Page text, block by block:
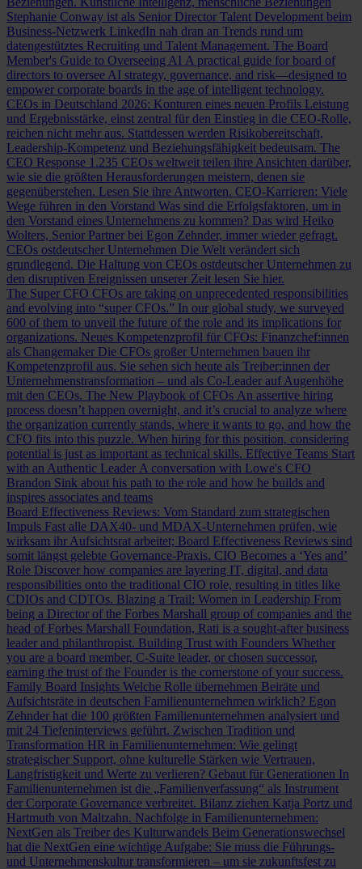
Stephanie Conway ist als Senior Director Talent Development beim
Business-Netzwerk LinkedIn nah dran an Trends rund um
datengestütztes Recruiting und Talent Management. The Board
Member's Guide to Overseeing AI A practical guide for board of
directors to oversee AI strategy, governance, and risk—designed to
empower corporate boards in the age of intelligent technology.
CEOs in Deutschland 2026: Konturen eines neuen Profils Leistung
und Ergebnisstärke, einst zentral für den Einstieg in die CEO-Rolle,
reichen nicht mehr aus. Stattdessen werden Risikobereitschaft,
Leadership-Kompetenz und Beziehungsfähigkeit bedeutsam. The
CEO Response 1.235 CEOs weltweit teilen ihre Ansichten darüber,
wie sie die größten Herausforderungen meistern, denen sie
gegenüberstehen. Lesen Sie ihre Antworten. CEO-Karrieren: Viele
Wege führen in den Vorstand Was sind die Erfolgsfaktoren, um in
den Vorstand eines Unternehmens zu kommen? Das wird Heiko
Wolters, Senior Partner bei Egon Zehnder, immer wieder gefragt.
CEOs ostdeutscher Unternehmen Die Welt verändert sich
grundlegend. Die Haltung von CEOs ostdeutscher Unternehmen zu
den disruptiven Ereignissen unserer Zeit lesen Sie hier.
The Super CFO CFOs are taking on unprecedented responsibilities
and evolving into “super CFOs.” In our global study, we surveyed
600 of them to unveil the future of the role and its implications for
organizations. Neues Kompetenzprofil für CFOs: Finanzchef:innen
als Changemaker Die CFOs großer Unternehmen bauen ihr
Kompetenzprofil aus. Sie sehen sich heute als Treiber:innen der
Unternehmenstransformation – und als Co-Leader auf Augenhöhe
mit den CEOs. The New Playbook of CFOs An assertive hiring
process doesn’t happen overnight, and it’s crucial to analyze where
the organization currently stands, where it wants to go, and how the
CFO fits into this puzzle. When hiring for this position, considering
potential is just as important as technical skills. Effective Teams Start
with an Authentic Leader A conversation with Lowe's CFO
Brandon Sink about his path to the role and how he builds and
inspires associates and teams
Board Effectiveness Reviews: Vom Standard zum strategischen
Impuls Fast alle DAX40- und MDAX-Unternehmen prüfen, wie
wirksam ihr Aufsichtsrat arbeitet; Board Effectiveness Reviews sind
somit längst gelebte Governance-Praxis. CIO Becomes a ‘Yes and’
Role Discover how companies are layering IT, digital, and data
responsibilities onto the traditional CIO role, resulting in titles like
CDIOs and CDTOs. Blazing a Trail: Women in Leadership From
being a Director of the Forbes Marshall group of companies and the
head of Forbes Marshall Foundation, Rati is a sought-after business
leader and philanthropist. Building Trust with Founders Whether
you are a board member, C-Suite leader, or chosen successor,
earning the trust of the Founder is the cornerstone of your success.
Family Board Insights Welche Rolle übernehmen Beiräte und
Aufsichtsräte in deutschen Familienunternehmen wirklich? Egon
Zehnder hat die 100 größten Familienunternehmen analysiert und
mit 24 Tiefeninterviews geführt. Zwischen Tradition und
Transformation HR in Familienunternehmen: Wie gelingt
strategischer Support, ohne kulturelle Stärken wie Vertrauen,
Langfristigkeit und Werte zu verlieren? Gebaut für Generationen In
Familienunternehmen ist die „Familienverfassung“ als Instrument
der Corporate Governance verbreitet. Bilanz ziehen Katja Portz und
Hartmuth von Maltzahn. Nachfolge in Familienunternehmen:
NextGen als Treiber des Kulturwandels Beim Generationswechsel
hat die NextGen eine wichtige Aufgabe: Sie muss die Führungs-
und Unternehmenskultur transformieren – um sie zukunftsfest zu